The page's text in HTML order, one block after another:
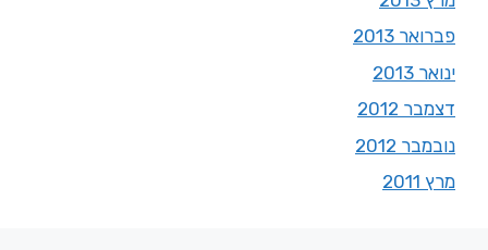
פברואר 2013
ינואר 2013
דצמבר 2012
נובמבר 2012
מרץ 2011